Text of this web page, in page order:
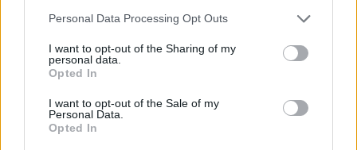
Personal Data Processing Opt Outs
I want to opt-out of the Sharing of my
personal data.
Opted In
I want to opt-out of the Sale of my
Personal Data.
Opted In
lokalaviser (
LLA
Ansvarlig redaktør og daglig leder:
Liv Maren Mæhre Vold
Ekspedisjon:
Tlf: 72 40 65 90